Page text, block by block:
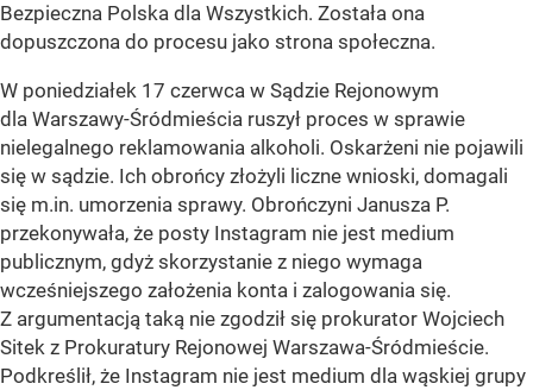
Bezpieczna Polska dla Wszystkich. Została ona
dopuszczona do procesu jako strona społeczna.
W poniedziałek 17 czerwca w Sądzie Rejonowym
dla Warszawy-Śródmieścia ruszył proces w sprawie
nielegalnego reklamowania alkoholi. Oskarżeni nie pojawili
się w sądzie. Ich obrońcy złożyli liczne wnioski, domagali
się m.in. umorzenia sprawy. Obrończyni Janusza P.
przekonywała, że posty Instagram nie jest medium
publicznym, gdyż skorzystanie z niego wymaga
wcześniejszego założenia konta i zalogowania się.
Z argumentacją taką nie zgodził się prokurator Wojciech
Sitek z Prokuratury Rejonowej Warszawa-Śródmieście.
Podkreślił, że Instagram nie jest medium dla wąskiej grupy